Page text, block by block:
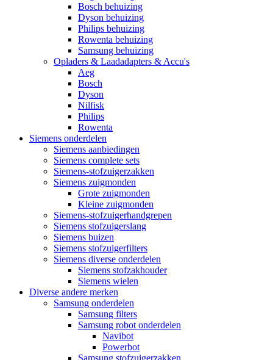
Bosch behuizing
Dyson behuizing
Philips behuizing
Rowenta behuizing
Samsung behuizing
Opladers & Laadadapters & Accu's
Aeg
Bosch
Dyson
Nilfisk
Philips
Rowenta
Siemens onderdelen
Siemens aanbiedingen
Siemens complete sets
Siemens-stofzuigerzakken
Siemens zuigmonden
Grote zuigmonden
Kleine zuigmonden
Siemens-stofzuigerhandgrepen
Siemens stofzuigerslang
Siemens buizen
Siemens stofzuigerfilters
Siemens diverse onderdelen
Siemens stofzakhouder
Siemens wielen
Diverse andere merken
Samsung onderdelen
Samsung filters
Samsung robot onderdelen
Navibot
Powerbot